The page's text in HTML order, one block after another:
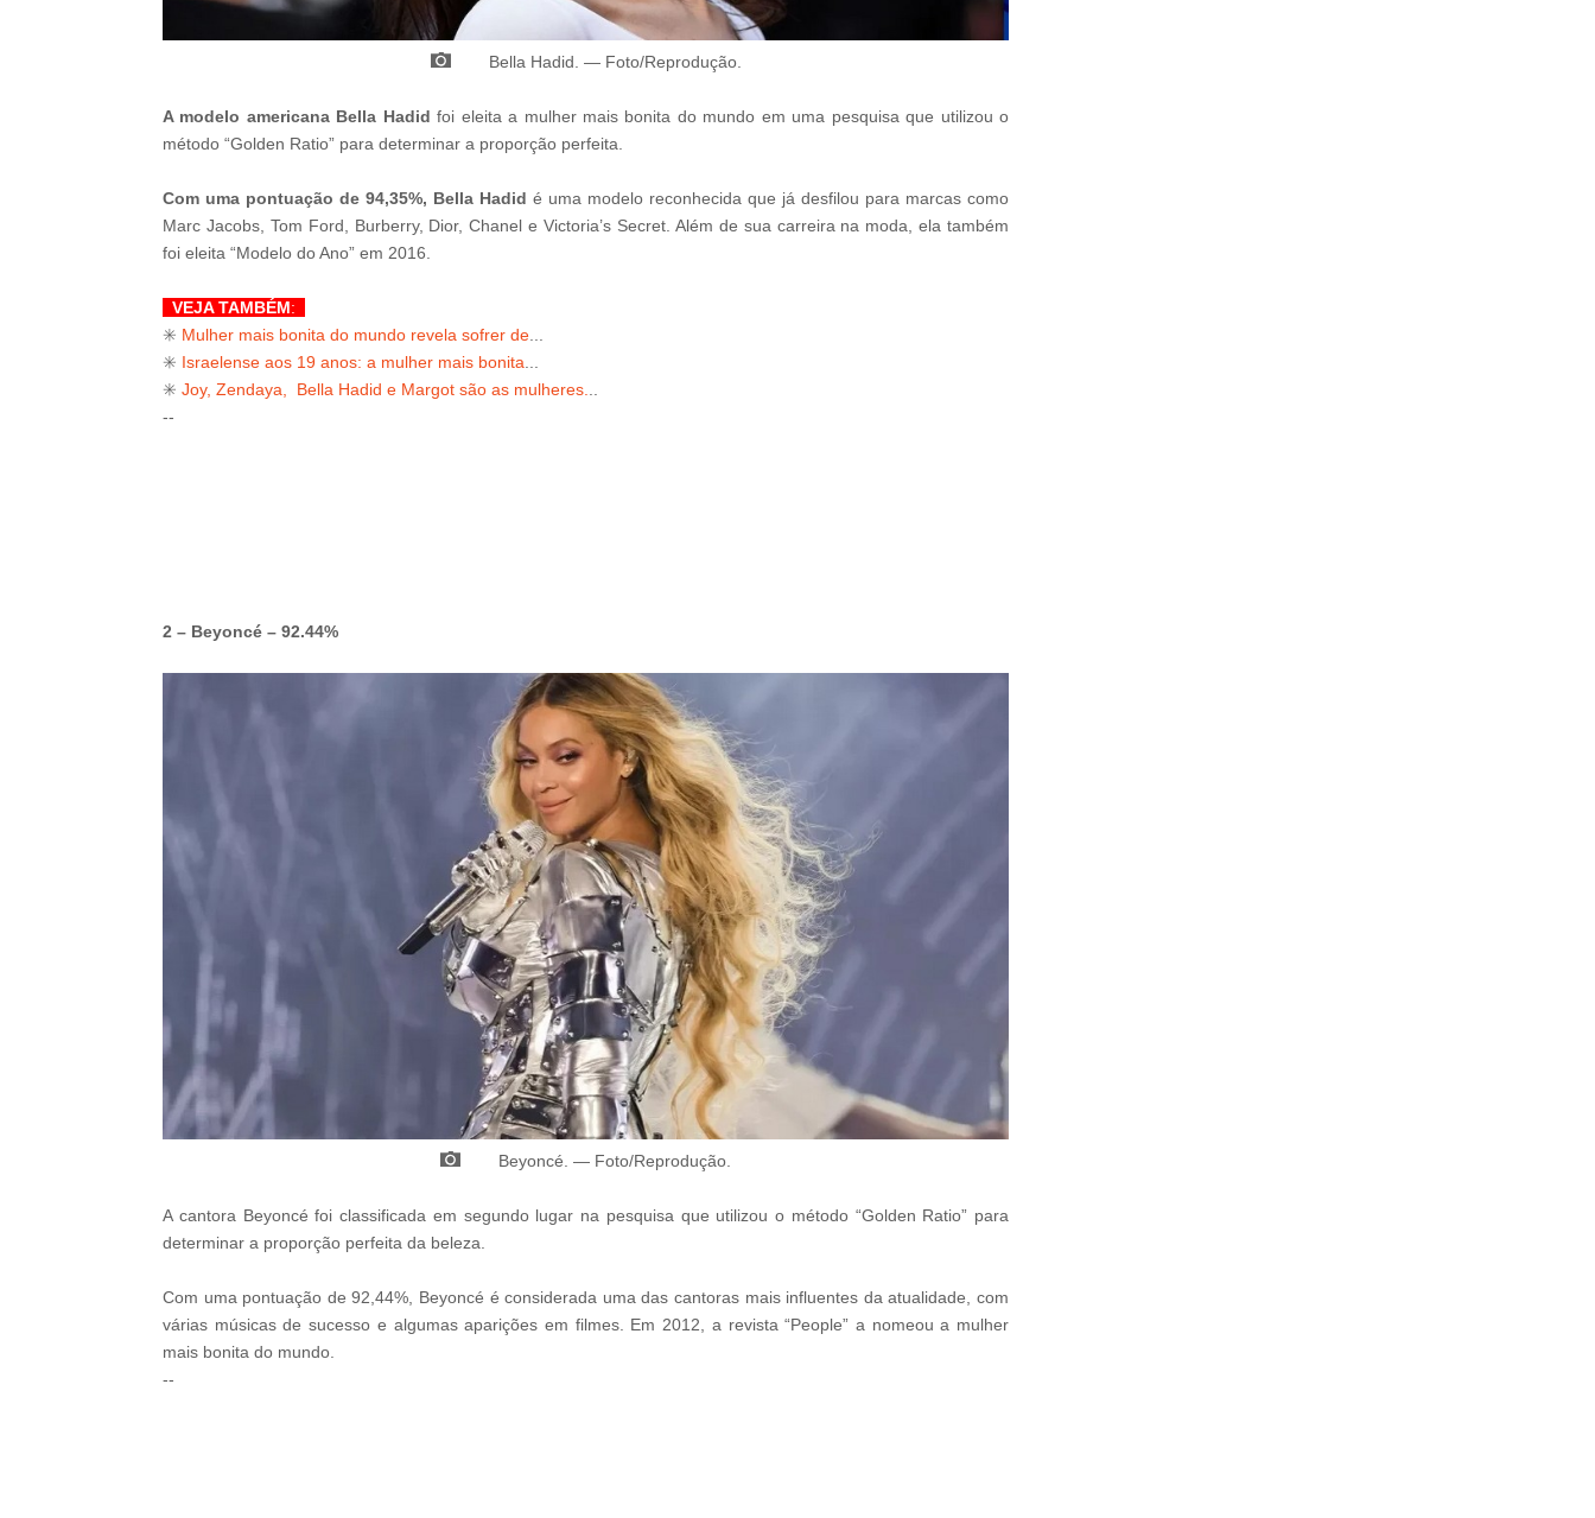
Bella Hadid. — Foto/Reprodução.
A modelo americana Bella Hadidfoi eleita a mulher mais bonita do mundo em uma pesquisa que utilizou o
método “Golden Ratio” para determinar a proporção perfeita.
Com uma pontuação de 94,35%, Bella Hadidé uma modelo reconhecida que já desfilou para marcas como
Marc Jacobs, Tom Ford, Burberry, Dior, Chanel e Victoria’s Secret. Além de sua carreira na moda, ela também
foi eleita “Modelo do Ano” em 2016.
VEJA TAMBÉM:
✳️ Mulher mais bonita do mundo revela sofrer de...
✳️ Israelense aos 19 anos: a mulher mais bonita...
✳️ Joy, Zendaya, Bella Hadid e Margot são as mulheres...
--
2 – Beyoncé – 92.44%
Beyoncé. — Foto/Reprodução
A cantora Beyoncé foi classificada em segundo lugar na pesquisa que utilizou o método “Golden Ratio” para
determinar a proporção perfeita da beleza.
Com uma pontuação de 92,44%, Beyoncé é considerada uma das cantoras mais influentes da atualidade, com
várias músicas de sucesso e algumas aparições em filmes. Em 2012, a revista “People” a nomeou a mulher
mais bonita do mundo.
--